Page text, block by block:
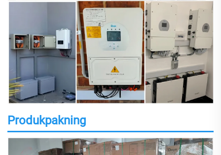
Produkpakning